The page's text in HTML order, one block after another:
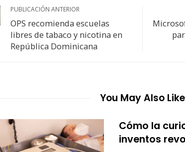
PUBLICACIÓN ANTERIOR
OPS recomienda escuelas
libres de tabaco y nicotina en
República Dominicana
You May Also Like
Cómo la
inventos